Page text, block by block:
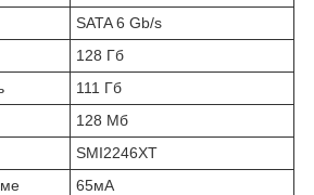
SATA 6 Gb/s
128 Гб
111 Гб
128 Мб
SMI2246XT
65мА